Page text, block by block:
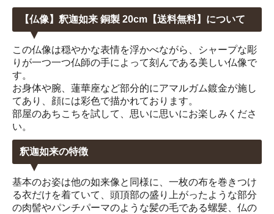
【仏像】釈迦如来 銅製 20cm【送料無料】について
この仏像は穏やかな表情を浮かべながら、シャープな彫
りが一つ一つ仏師の手によって刻んである美しい仏像で
す。
お身体や腕、蓮華座など部分的にアマルガム鍍金が施し
てあり、顔には彩色で描かれております。
部屋のあちこちを試して、思いに思いにお楽しみくださ
い。
釈迦如来の特徴
基本のお姿は他の如来像と同様に、一枚の布を巻きつけ
る衣だけを着ていて、頭頂部の盛り上がったような部分
の肉髻やパンチパーマのような髪の毛である螺髪、仏の